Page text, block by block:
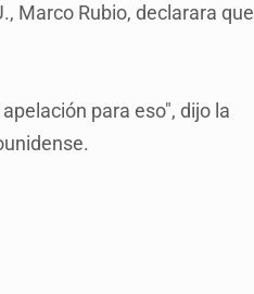
Marco Rubio, declarara que
para eso", dijo la